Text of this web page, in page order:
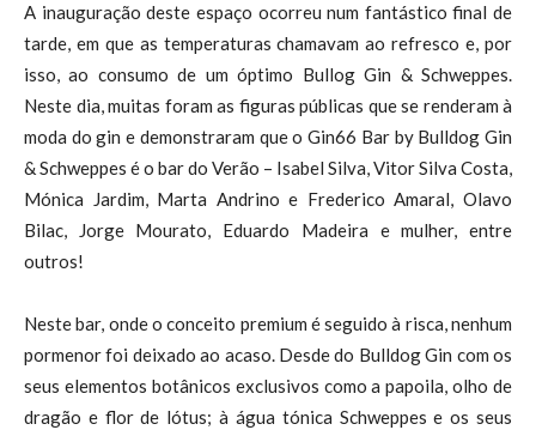
A inauguração deste espaço ocorreu num fantástico final de
tarde, em que as temperaturas chamavam ao refresco e, por
isso, ao consumo de um óptimo Bullog Gin & Schweppes.
Neste dia, muitas foram as figuras públicas que se renderam à
moda do gin e demonstraram que o Gin66 Bar by Bulldog Gin
& Schweppes é o bar do Verão – Isabel Silva, Vitor Silva Costa,
Mónica Jardim, Marta Andrino e Frederico Amaral, Olavo
Bilac, Jorge Mourato, Eduardo Madeira e mulher, entre
outros!
Neste bar, onde o conceito premium é seguido à risca, nenhum
pormenor foi deixado ao acaso. Desde do Bulldog Gin com os
seus elementos botânicos exclusivos como a papoila, olho de
dragão e flor de lótus; à água tónica Schweppes e os seus